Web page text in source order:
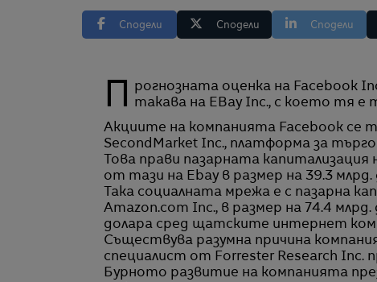
Сподели Сподели Сподели
Прогнозната оценка на Facebook Inc. Вече е по-голяма от официалната борсова
такава на EBay Inc., с което тя
Акциите на компанията Facebook се
SecondMarket Inc., платформа за
Това прави пазарната капитализация
от тази на Ebay в размер на 39.3 млрд.
Така социалната мрежа е с пазарна
Amazon.com Inc., в размер на 74.4
долара сред щатските интернет
Съществува разумна причина
специалист от Forrester Research Inc.
Бурното развитие на компанията